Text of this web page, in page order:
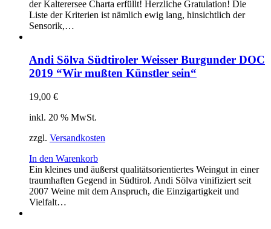
der Kalterersee Charta erfüllt! Herzliche Gratulation! Die
Liste der Kriterien ist nämlich ewig lang, hinsichtlich der
Sensorik,…
Andi Sölva Südtiroler Weisser Burgunder DOC
2019 “Wir mußten Künstler sein“
19,00 €
inkl. 20 % MwSt.
zzgl. Versandkosten
In den Warenkorb
Ein kleines und äußerst qualitätsorientiertes Weingut in einer
traumhaften Gegend in Südtirol. Andi Sölva vinifiziert seit
2007 Weine mit dem Anspruch, die Einzigartigkeit und
Vielfalt…